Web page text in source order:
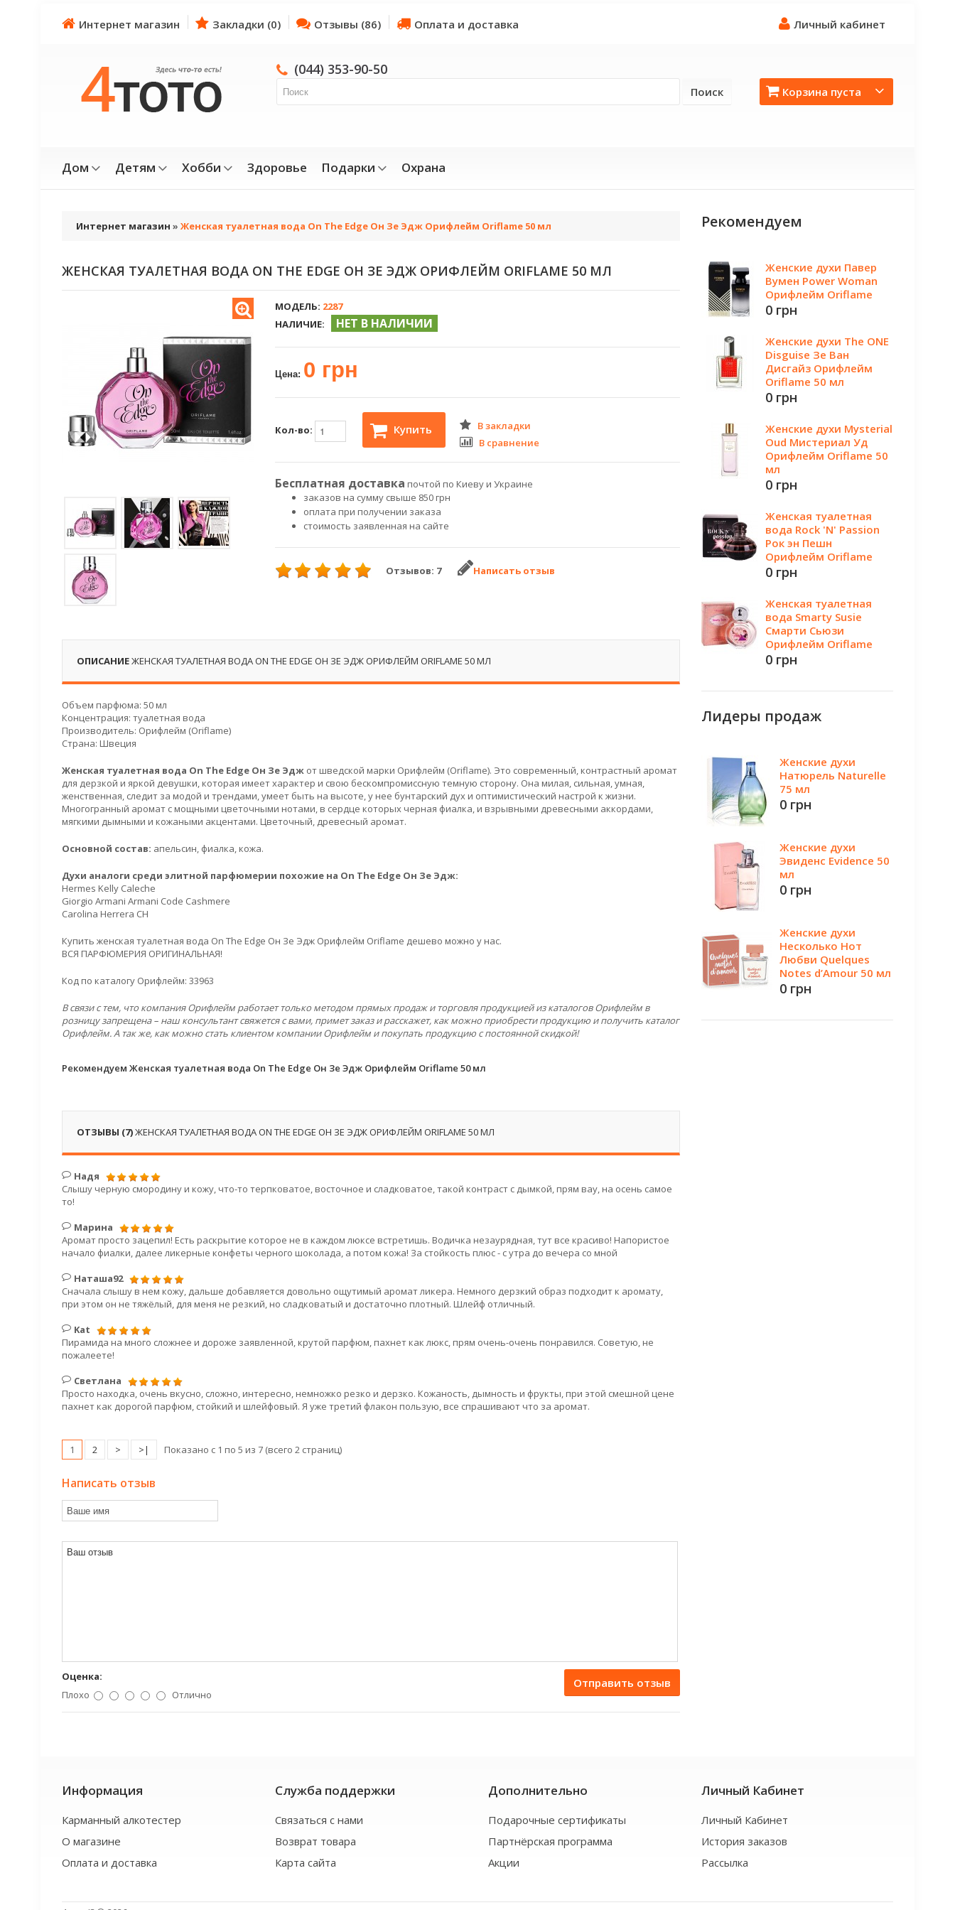
Интернет магазин Закладки (0) Отзывы (86) Оплата и доставка Личный кабинет
Корзина пуста
(044) 353-90-50
Поиск
Дом Детям Хобби Здоровье Подарки Охрана
Интернет магазин » Женская туалетная вода On The Edge Он Зе Эдж Орифлейм Oriflame 50 мл
ЖЕНСКАЯ ТУАЛЕТНАЯ ВОДА ON THE EDGE ОН ЗЕ ЭДЖ ОРИФЛЕЙМ ORIFLAME 50 МЛ
МОДЕЛЬ: 2287
НАЛИЧИЕ:
НЕТ В НАЛИЧИИ
Цена: 0 грн
Кол-во: Купить
В закладки
В сравнение
Бесплатная доставка почтой по Киеву и Украине
заказов на сумму свыше 850 грн
оплата при получении заказа
стоимость заявленная на сайте
Отзывов: 7 Написать отзыв
ОПИСАНИЕЖЕНСКАЯ ТУАЛЕТНАЯ ВОДА ON THE EDGE ОН ЗЕ ЭДЖ ОРИФЛЕЙМ ORIFLAME 50 МЛ
Объем парфюма: 50 мл
Концентрация: туалетная вода
Производитель: Орифлейм (Oriflame)
Страна: Швеция
Женская туалетная вода On The Edge Он Зе Эдж от шведской марки Орифлейм (Oriflame). Это современный, контрастный аромат
для дерзкой и яркой девушки, которая имеет характер и свою бескомпромиссную темную сторону. Она милая, сильная, умная,
женственная, следит за модой и трендами, умеет быть на высоте, у нее бунтарский дух и оптимистический настрой к жизни.
Многогранный аромат с мощными цветочными нотами, в сердце которых черная фиалка, и взрывными древесными аккордами,
мягкими дымными и кожаными акцентами. Цветочный, древесный аромат.
Основной состав: апельсин, фиалка, кожа.
Духи аналоги среди элитной парфюмерии похожие на On The Edge Он Зе Эдж:
Hermes Kelly Caleche
Giorgio Armani Armani Code Cashmere
Carolina Herrera CH
Купить женская туалетная вода On The Edge Он Зе Эдж Орифлейм Oriflame дешево можно у нас.
ВСЯ ПАРФЮМЕРИЯ ОРИГИНАЛЬНАЯ!
Код по каталогу Орифлейм: 33963
В связи с тем, что компания Орифлейм работает только методом прямых продаж и торговля продукцией из каталогов Орифлейм в
розницу запрещена – наш консультант свяжется с вами, примет заказ и расскажет, как можно приобрести продукцию и получить каталог
Орифлейм. А так же, как можно стать клиентом компании Орифлейм и покупать продукцию с постоянной скидкой!
Рекомендуем Женская туалетная вода On The Edge Он Зе Эдж Орифлейм Oriflame 50 мл
ОТЗЫВЫ (7)ЖЕНСКАЯ ТУАЛЕТНАЯ ВОДА ON THE EDGE ОН ЗЕ ЭДЖ ОРИФЛЕЙМ ORIFLAME 50 МЛ
Надя
Слышу черную смородину и кожу, что-то терпковатое, восточное и сладковатое, такой контраст с дымкой, прям вау, на осень самое
то!
Марина
Аромат просто зацепил! Есть раскрытие которое не в каждом люксе встретишь. Водичка незаурядная, тут все красиво! Напористое
начало фиалки, далее ликерные конфеты черного шоколада, а потом кожа! За стойкость плюс - с утра до вечера со мной
Наташа92
Сначала слышу в нем кожу, дальше добавляется довольно ощутимый аромат ликера. Немного дерзкий образ подходит к аромату,
при этом он не тяжёлый, для меня не резкий, но сладковатый и достаточно плотный. Шлейф отличный.
Kat
Пирамида на много сложнее и дороже заявленной, крутой парфюм, пахнет как люкс, прям очень-очень понравился. Советую, не
пожалеете!
Светлана
Просто находка, очень вкусно, сложно, интересно, немножко резко и дерзко. Кожаность, дымность и фрукты, при этой смешной цене
пахнет как дорогой парфюм, стойкий и шлейфовый. Я уже третий флакон пользую, все спрашивают что за аромат.
1 2 > >| Показано с 1 по 5 из 7 (всего 2 страниц)
Написать отзыв
Отправить отзыв
Оценка:
Плохо
Отлично
Рекомендуем
Женские духи Павер
Вумен Power Woman
Орифлейм Oriflame
0 грн
Женские духи The ONE
Disguise Зе Ван
Дисгайз Орифлейм
Oriflame 50 мл
0 грн
Женские духи Mysterial
Oud Мистериал Уд
Орифлейм Oriflame 50
мл
0 грн
Женская туалетная
вода Rock 'N' Passion
Рок эн Пешн
Орифлейм Oriflame
0 грн
Женская туалетная
вода Smarty Susie
Смарти Сьюзи
Орифлейм Oriflame
0 грн
Лидеры продаж
Женские духи
Натюрель Naturelle
75 мл
0 грн
Женские духи
Эвиденс Evidence 50
мл
0 грн
Женские духи
Несколько Нот
Любви Quelques
Notes d’Amour 50 мл
0 грн
Информация
Карманный алкотестер
О магазине
Оплата и доставка
Служба поддержки
Связаться с нами
Возврат товара
Карта сайта
Дополнительно
Подарочные сертификаты
Партнёрская программа
Акции
Личный Кабинет
Личный Кабинет
История заказов
Рассылка